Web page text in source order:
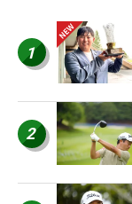
1
2